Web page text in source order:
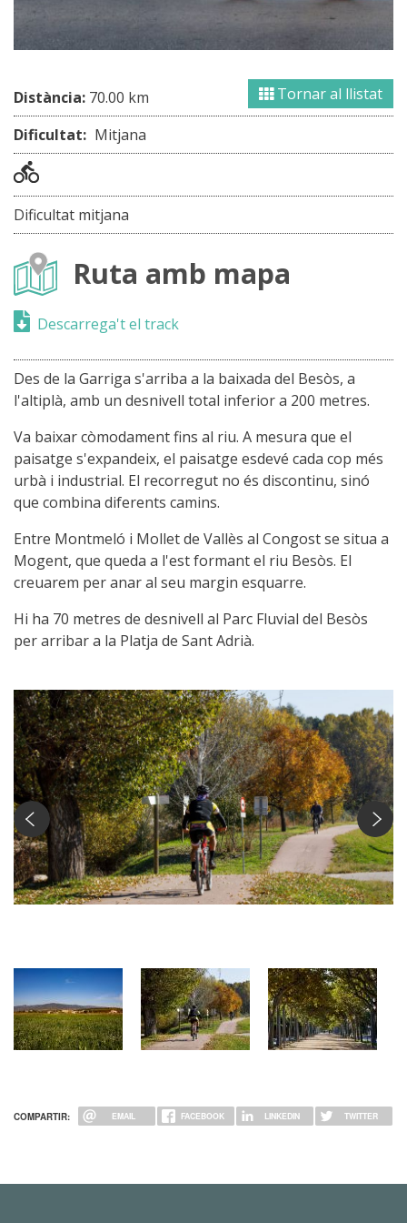
Tornar al llistat
Distància: 70.00 km
Dificultat: Mitjana
Dificultat mitjana
Ruta amb mapa
Descarrega't el track
Des de la Garriga s'arriba a la baixada del Besòs, a
l'altiplà, amb un desnivell total inferior a 200 metres.
Va baixar còmodament fins al riu. A mesura que el
paisatge s'expandeix, el paisatge esdevé cada cop més
urbà i industrial. El recorregut no és discontinu, sinó
que combina diferents camins.
Entre Montmeló i Mollet de Vallès al Congost se situa a
Mogent, que queda a l'est formant el riu Besòs. El
creuarem per anar al seu margin esquarre.
Hi ha 70 metres de desnivell al Parc Fluvial del Besòs
per arribar a la Platja de Sant Adrià.
COMPARTIR: EMAIL FACEBOOK LINKEDIN TWITTER